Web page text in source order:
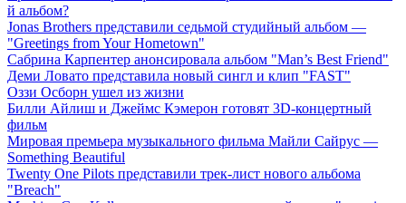
й альбом?
Jonas Brothers представили седьмой студийный альбом —
"Greetings from Your Hometown"
Сабрина Карпентер анонсировала альбом "Man’s Best Friend"
Деми Ловато представила новый сингл и клип "FAST"
Оззи Осборн ушел из жизни
Билли Айлиш и Джеймс Кэмерон готовят 3D-концертный
фильм
Мировая премьера музыкального фильма Майли Сайрус —
Something Beautiful
Twenty One Pilots представили трек-лист нового альбома
"Breach"